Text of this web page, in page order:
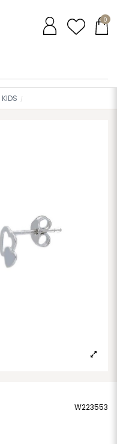
0
KIDS
W223553